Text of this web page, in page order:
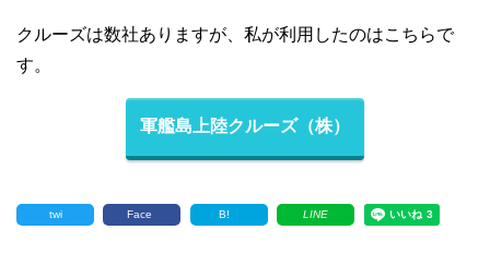
クルーズは数社ありますが、私が利用したのはこちらで
す。
軍艦島上陸クルーズ（株）
twi Face B! LINE